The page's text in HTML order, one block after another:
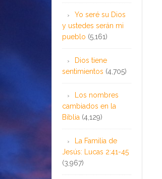
Yo seré su Dios
y ustedes serán mi
pueblo (5,161)
Dios tiene
sentimientos (4,705)
Los nombres
cambiados en la
Biblia (4,129)
La Familia de
Jesús: Lucas 2:41-45
(3,967)